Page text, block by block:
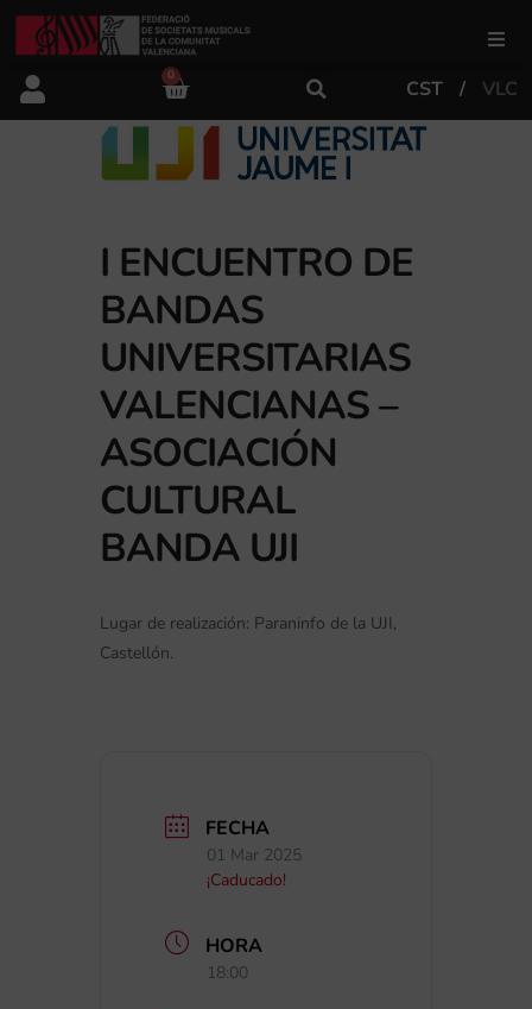
FSMCV
Áreas de gestión
Área educativa
Área artística
Actualidad
0
CST VLC
I ENCUENTRO DE
BANDAS
UNIVERSITARIAS
VALENCIANAS –
ASOCIACIÓN
CULTURAL
BANDA UJI
Lugar de realización: Paraninfo de la UJI,
Castellón.
FECHA
01 Mar 2025
¡Caducado!
HORA
18:00